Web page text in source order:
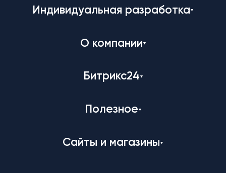
Индивидуальная разработка
О компании
Битрикс24
Полезное
Сайты и магазины